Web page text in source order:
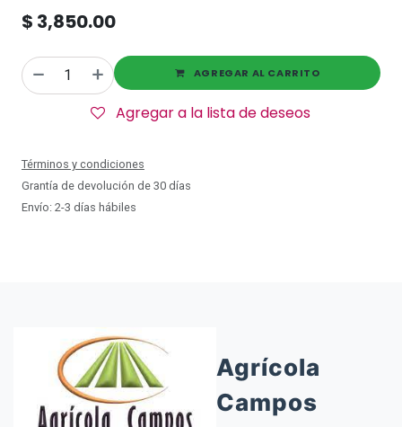
$ 3,850.00
AGREGAR AL CARRITO
Agregar a la lista de deseos
Términos y condiciones
Grantía de devolución de 30 días
Envío: 2-3 días hábiles
Agrícola
Campos